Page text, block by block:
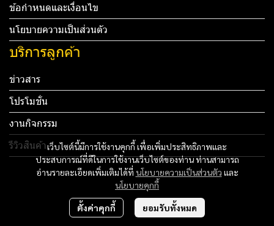
เว็บไซต์นี้มีการใช้งานคุกกี้ เพื่อเพิ่มประสิทธิภาพและ
ประสบการณ์ที่ดีในการใช้งานเว็บไซต์ของท่าน ท่านสามารถ
อ่านรายละเอียดเพิ่มเติมได้ที่ นโยบายความเป็นส่วนตัว และ
นโยบายคุกกี้
ตั้งค่าคุกกี้ ยอมรับทั้งหมด
ข้อกำหนดและเงื่อนไข
นโยบายความเป็นส่วนตัว
บริการลูกค้า
ข่าวสาร
โปรโมชั่น
งานกิจกรรม
รีวิวสินค้า
Tel: 012 345 67890 Email: mail@yourdomain.com